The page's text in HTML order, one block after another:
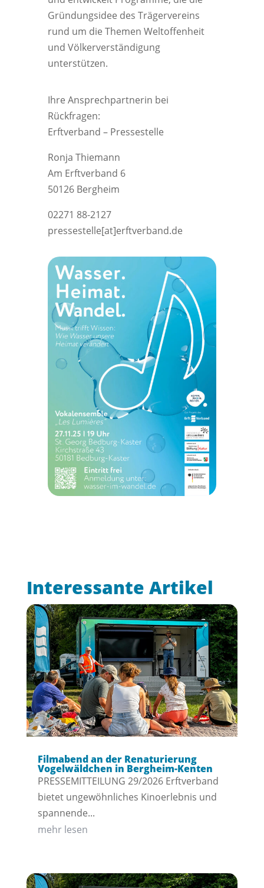
Gründungsidee des Trägervereins
rund um die Themen Weltoffenheit
und Völkerverständigung
unterstützen.
Ihre Ansprechpartnerin bei
Rückfragen:
Erftverband – Pressestelle
Ronja Thiemann
Am Erftverband 6
50126 Bergheim
02271 88-2127
pressestelle[at]erftverband.de
Interessante Artikel
Filmabend an der Renaturierung
Vogelwäldchen in Bergheim-Kenten
PRESSEMITTEILUNG 29/2026 Erftverband
bietet ungewöhnliches Kinoerlebnis und
spannende...
mehr lesen